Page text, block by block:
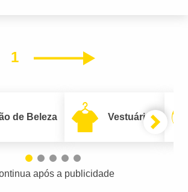
1 Próximo
de Beleza Vestuário
após a publicidade